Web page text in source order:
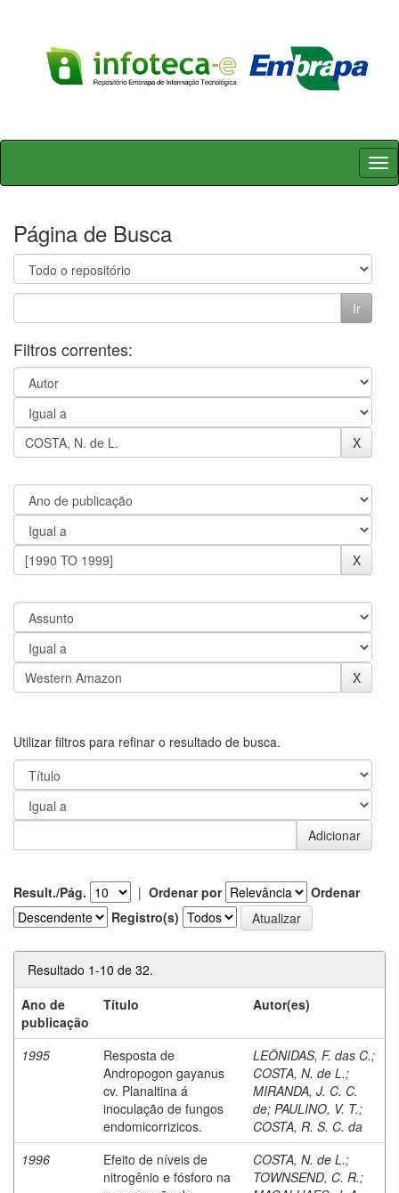
Skip
Página de Busca
Filtros correntes:
Utilizar filtros para refinar o resultado de busca.
Result./Pág. | Ordenar por
Ordenar
Registro(s)
Resultado 1-10 de 32.
Ano de
publicação
Título Autor(es)
1995
Resposta de
Andropogon gayanus
cv. Planaltina á
inoculação de fungos
endomicorrizicos.
LEÔNIDAS, F. das C.;
COSTA, N. de L.;
MIRANDA, J. C. C.
de; PAULINO, V. T.;
COSTA, R. S. C. da
1996
Efeito de níveis de
nitrogênio e fósforo na
COSTA, N. de L.;
TOWNSEND, C. R.;